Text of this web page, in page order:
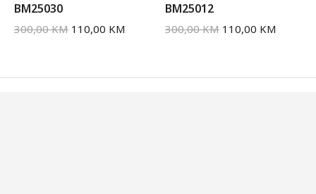
BM25030
300,00KM 110,00 KM
BM25012
300,00KM 110,00 KM